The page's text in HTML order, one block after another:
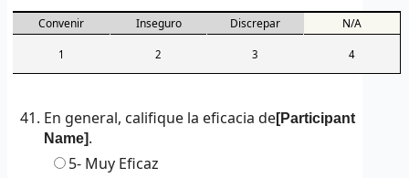
Convenir Inseguro Discrepar N/A
1 2 3 4
En general, califique la eficacia de[Participant
Name].
5- Muy Eficaz